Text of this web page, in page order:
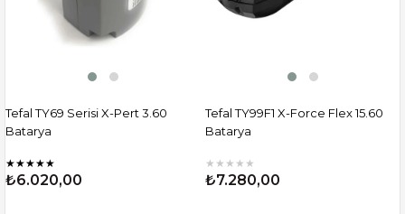
Tefal TY69 Serisi X-Pert 3.60
Batarya
★★★★★
₺6.020,00
Tefal TY99F1 X-Force Flex 15.60
Batarya
★ ★ ★ ★ ★
₺7.280,00